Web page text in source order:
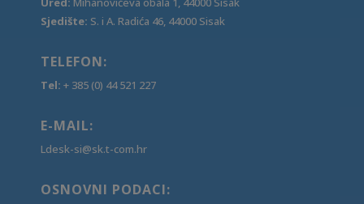
Sjedište: S. i A. Radića 46, 44000 Sisak
TELEFON:
Tel: + 385 (0) 44 521 227
E-MAIL:
Ldesk-si@sk.t-com.hr
OSNOVNI PODACI: